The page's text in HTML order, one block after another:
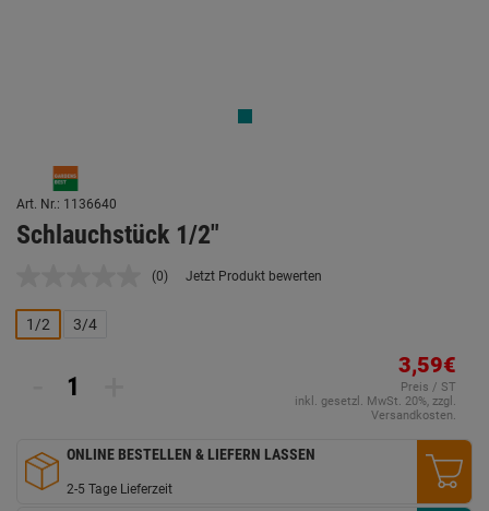
Art. Nr.: 1136640
Schlauchstück 1/2"
Kein
(0) Jetzt Produkt bewerten
1/2 3/4
3,59€
Preis / ST
inkl. gesetzl. MwSt. 20%, zzgl.
Versandkosten.
ONLINE BESTELLEN & LIEFERN LASSEN
2-5 Tage Lieferzeit